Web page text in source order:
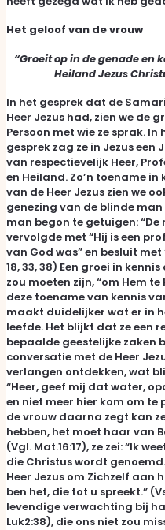
Het geloof van de vrouw
“Groeit op in de genade en
Heiland Jezus
In het gesprek dat de
Heer Jezus had, zien we de
Persoon met wie ze sprak.
gesprek zag ze in Jezus een
van respectievelijk Heer,
en Heiland. Zo’n toename in
van de Heer Jezus zien we
genezing van de blinde man
man begon te getuigen: “De
vervolgde met “Hij is een
van God was” en besluit met
18, 33, 38) Een groei in
zou moeten zijn, “om Hem te
deze toename van kennis
maakt duidelijker wat er in
leefde. Het blijkt dat ze een
bepaalde geestelijke zaken
conversatie met de Heer
verlangen ontdekken, wat
“Heer, geef mij dat water,
en niet meer hier kom om te
de vrouw daarna zegt kan
hebben, het moet haar van
(Vgl. Mat.16:17), ze zei: “Ik
die Christus wordt
Heer Jezus om Zichzelf aan
ben het, die tot u spreekt.”
levendige verwachting bij
Luk2:38), die ons niet zou